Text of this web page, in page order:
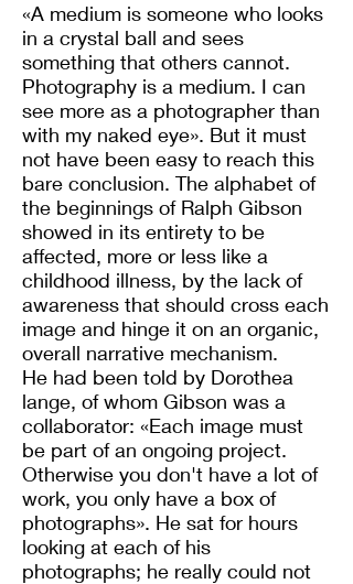
«A medium is someone who looks
in a crystal ball and sees
something that others cannot.
Photography is a medium. I can
see more as a photographer than
with my naked eye». But it must
not have been easy to reach this
bare conclusion. The alphabet of
the beginnings of Ralph Gibson
showed in its entirety to be
affected, more or less like a
childhood illness, by the lack of
awareness that should cross each
image and hinge it on an organic,
overall narrative mechanism.
He had been told by Dorothea
lange, of whom Gibson was a
collaborator: «Each image must
be part of an ongoing project.
Otherwise you don't have a lot of
work, you only have a box of
photographs». He sat for hours
looking at each of his
photographs; he really could not